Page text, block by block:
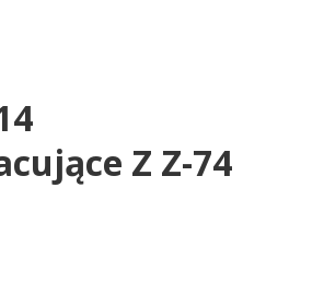
Z Z-74